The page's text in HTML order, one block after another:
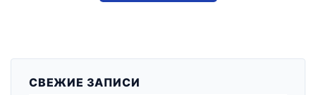
СВЕЖИЕ ЗАПИСИ